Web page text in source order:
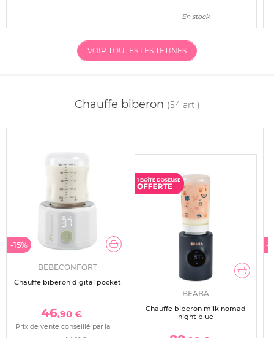
En stock
VOIR TOUTES LES TÉTINES
Chauffe biberon (54 art.)
-15%
BEBECONFORT
Chauffe biberon digital pocket
46,90 €
Prix de vente conseillé par la
BEABA
Chauffe biberon milk nomad
night blue
-